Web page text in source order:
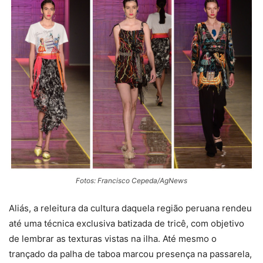
Fotos: Francisco Cepeda/AgNews
Aliás, a releitura da cultura daquela região peruana rendeu
até uma técnica exclusiva batizada de tricê, com objetivo
de lembrar as texturas vistas na ilha. Até mesmo o
trançado da palha de taboa marcou presença na passarela,